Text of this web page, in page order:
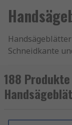
Schneidkante
Form von
sein, je nach
für Zähne pro
188